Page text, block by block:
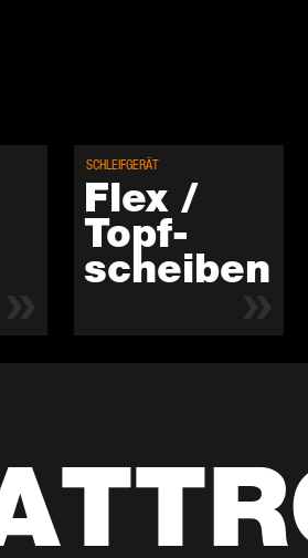
SCHLEIF­GE­RÄT
Flex /
Topf­
schei­ben